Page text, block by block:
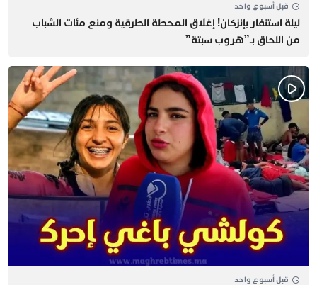
قبل أسبوع واحد
​ليلة استنفار بإنزكان! إغلاق المحطة الطرقية ومنع مئات الشباب
من اللحاق بـ”هروب سبتة”
قبل أسبوع واحد